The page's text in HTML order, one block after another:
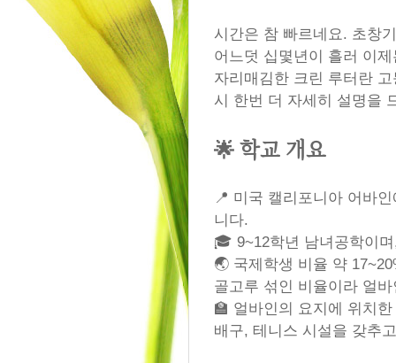
시간은 참 빠르네요. 초창
어느덧 십몇년이 흘러 이
자리매김한 크린 루터란
시 한번 더 자세히 설명을
🌟 학교 개요
📍 미국 캘리포니아 어바
니다.
🎓 9~12학년 남녀공학이
🌏 국제학생 비율 약
골고루 섞인 비율이라 얼
🏫 얼바인의 요지에 위치
배구, 테니스 시설을 갖추